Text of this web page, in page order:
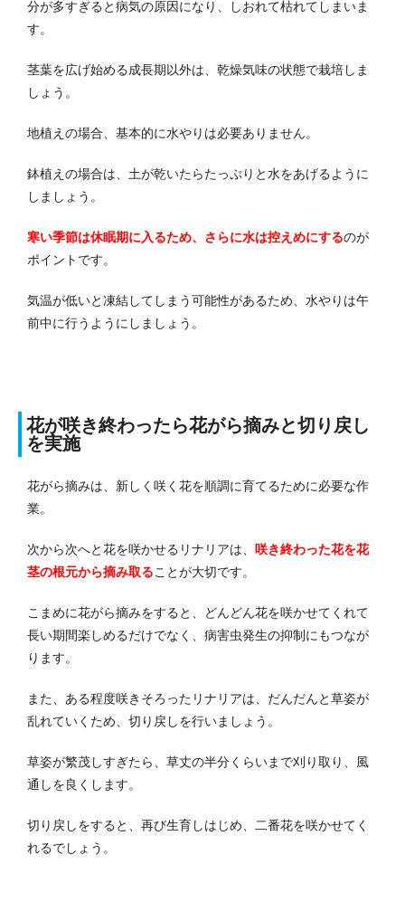
分が多すぎると病気の原因になり、しおれて枯れてしまいま
す。
茎葉を広げ始める成長期以外は、乾燥気味の状態で栽培しま
しょう。
地植えの場合、基本的に水やりは必要ありません。
鉢植えの場合は、土が乾いたらたっぷりと水をあげるように
しましょう。
寒い季節は休眠期に入るため、さらに水は控えめにするのが
ポイントです。
気温が低いと凍結してしまう可能性があるため、水やりは午
前中に行うようにしましょう。
花が咲き終わったら花がら摘みと切り戻し
を実施
花がら摘みは、新しく咲く花を順調に育てるために必要な作
業。
次から次へと花を咲かせるリナリアは、
咲き終わった花を花
茎の根元から摘み取ることが大切です。
こまめに花がら摘みをすると、どんどん花を咲かせてくれて
長い期間楽しめるだけでなく、病害虫発生の抑制にもつなが
ります。
また、ある程度咲きそろったリナリアは、だんだんと草姿が
乱れていくため、切り戻しを行いましょう。
草姿が繁茂しすぎたら、草丈の半分くらいまで刈り取り、風
通しを良くします。
切り戻しをすると、再び生育しはじめ、二番花を咲かせてく
れるでしょう。